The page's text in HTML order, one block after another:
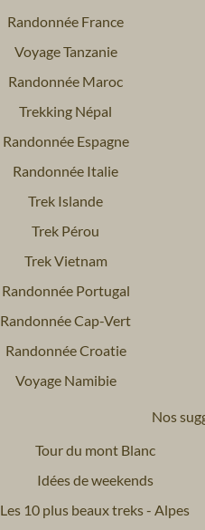
Randonnée France
Voyage Tanzanie
Randonnée Maroc
Trekking Népal
Randonnée Espagne
Randonnée Italie
Trek Islande
Trek Pérou
Trek Vietnam
Randonnée Portugal
Randonnée Cap-Vert
Randonnée Croatie
Voyage Namibie
Nos
Tour du mont Blanc
Idées de weekends
Les 10 plus beaux treks - Alpes